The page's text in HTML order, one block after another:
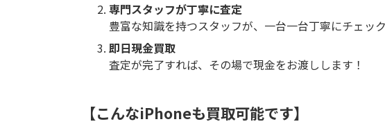
専門スタッフが丁寧に査定
豊富な知識を持つスタッフが、一台一台丁寧にチェッ
即日現金買取
査定が完了すれば、その場で現金をお渡しします！
【こんなiPhoneも買取可能です】